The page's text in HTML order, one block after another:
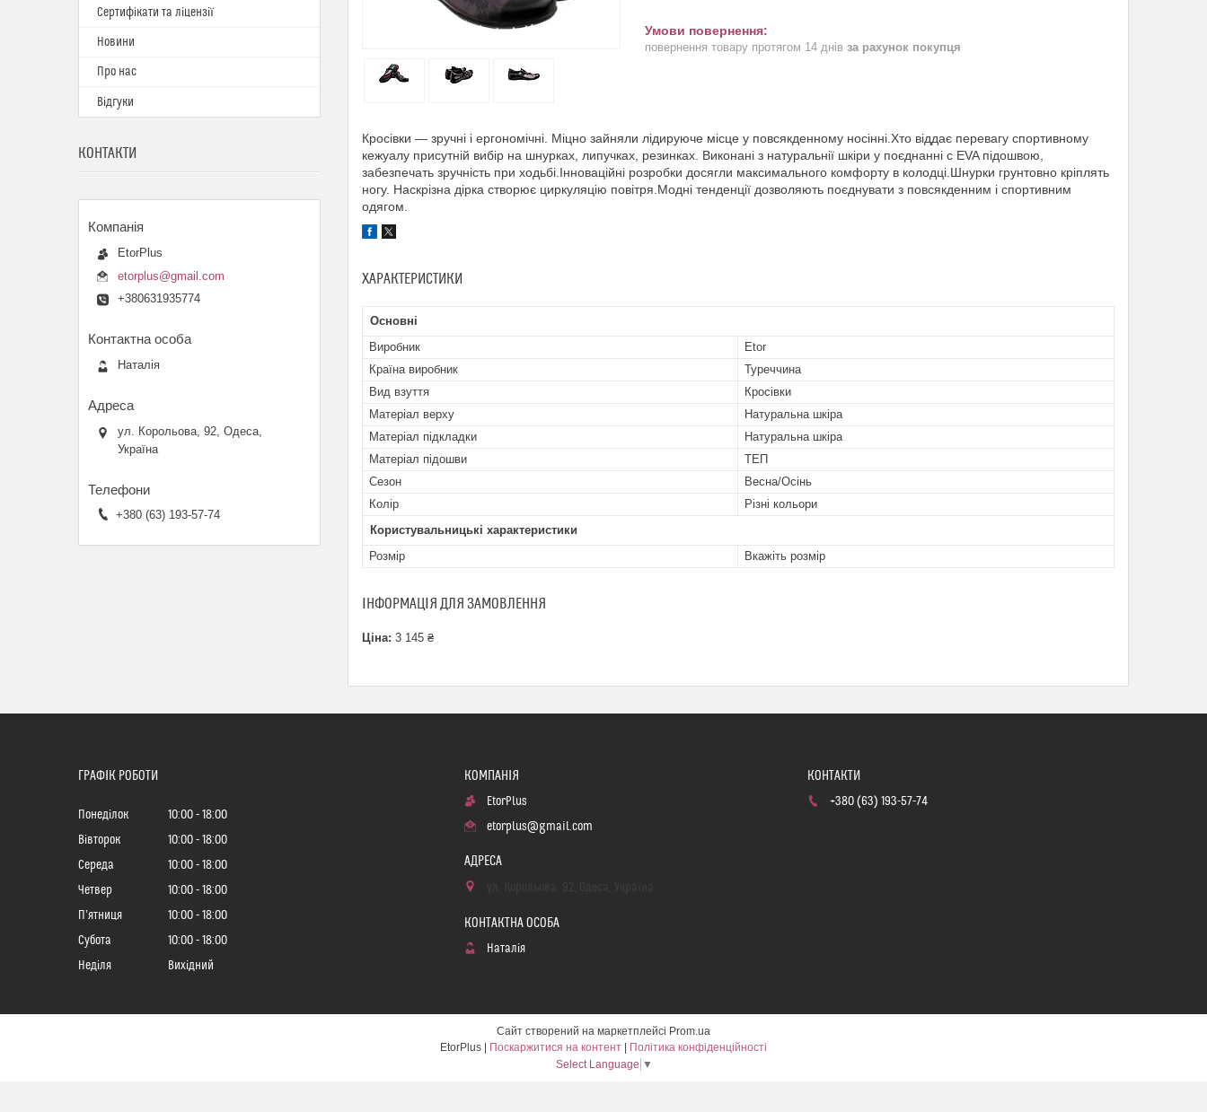
повернення товару протягом 14 днів за рахунок покупця
Кросівки — зручні і ергономічні. Міцно зайняли лідируюче місце у повсякденному носінні.Хто віддає перевагу спортивному
кежуалу присутній вибір на шнурках, липучках, резинках. Виконані з натуральнії шкіри у поєднанні с EVA підошвою,
забезпечать зручність при ходьбі.Інноваційні розробки досягли максимального комфорту в колодці.Шнурки грунтовно кріплять
ногу. Наскрізна дірка створює циркуляцію повітря.Модні тенденції дозволяють поєднувати з повсякденним і спортивним
одягом.
ХАРАКТЕРИСТИКИ
Основні
Виробник
Etor
Країна виробник
Туреччина
Вид взуття
Кросівки
Матеріал верху
Натуральна шкіра
Матеріал підкладки
Натуральна шкіра
Матеріал підошви
ТЕП
Сезон
Весна/Осінь
Колір
Різні кольори
Користувальницькі характеристики
Розмір
Вкажіть розмір
ІНФОРМАЦІЯ ДЛЯ ЗАМОВЛЕННЯ
Ціна: 3 145 ₴
Сертифікати та ліцензії
Новини
Про нас
Відгуки
КОНТАКТИ
EtorPlus
etorplus@gmail.com
+380631935774
Наталія
ул. Корольова, 92, Одеса,
Україна
+380 (63) 193-57-74
ГРАФІК РОБОТИ
Понеділок 10:00
18:00
Вівторок
10:00
18:00
Середа
10:00
18:00
Четвер
10:00
18:00
Пʼятниця
10:00
18:00
Субота
10:00
18:00
Неділя
Вихідний
EtorPlus
etorplus@gmail.com
Наталія
+380 (63) 193-57-74
Сайт створений на маркетплейсі Prom.ua
Поскаржитися на контент
Політика конфіденційності
Select Language ▼